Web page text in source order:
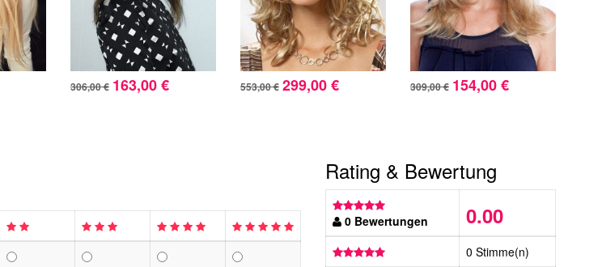
306,00 € 163,00 € 553,00 € 299,00 € 309,00 € 154,00 €
Rating & Bewertung
0 Bewertungen 0.00
0 Stimme(n)